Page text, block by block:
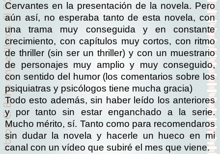
Cervantes en la presentación de la novela. Pero
aún así, no esperaba tanto de esta novela, con
una trama muy conseguida y en constante
crecimiento, con capítulos muy cortos, con ritmo
de thriller (sin ser un thriller) y con un muestrario
de personajes muy amplio y muy conseguido,
con sentido del humor (los comentarios sobre los
psiquiatras y psicólogos tiene mucha gracia)
Todo esto además, sin haber leído los anteriores
y por tanto sin estar enganchado a la serie.
Mucho mérito, sí. Tanto como para recomendaros
sin dudar la novela y hacerle un hueco en mi
canal con un vídeo que subiré el mes que viene.